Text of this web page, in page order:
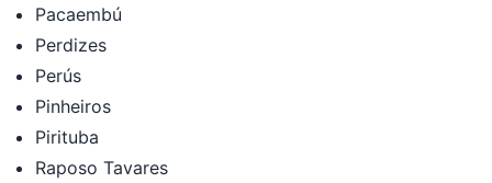
Pacaembú
Perdizes
Perús
Pinheiros
Pirituba
Raposo Tavares